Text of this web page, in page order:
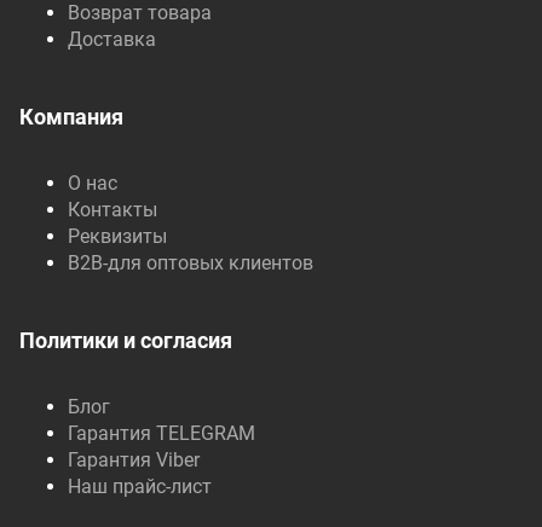
Возврат товара
Доставка
Компания
О нас
Контакты
Реквизиты
B2B-для оптовых клиентов
Политики и согласия
Блог
Гарантия TELEGRAM
Гарантия Viber
Наш прайс-лист